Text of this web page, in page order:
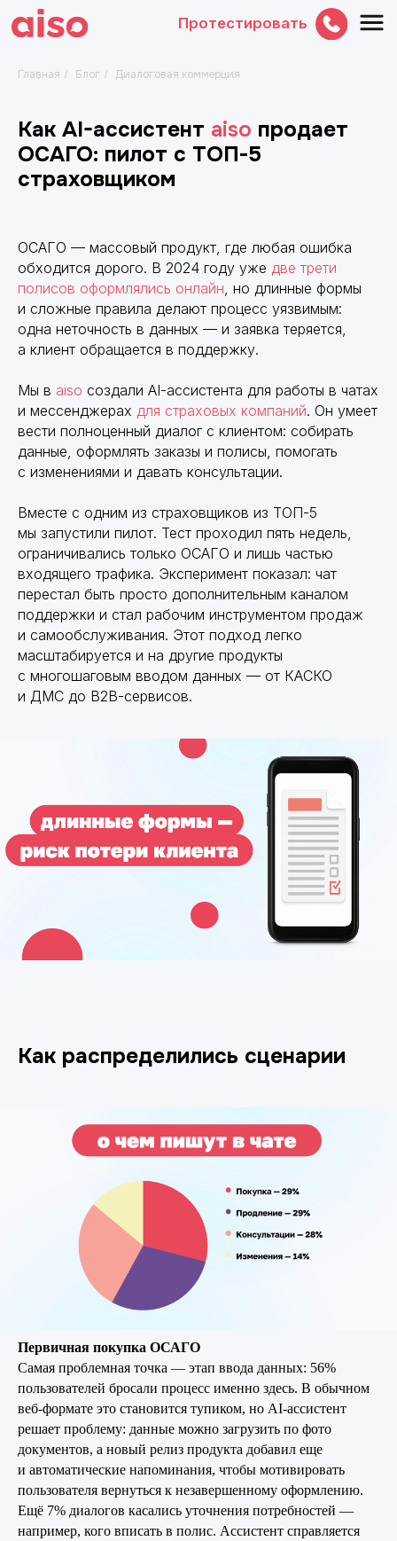
Протестировать
Главная / Блог / Диалоговая коммерция
Как AI-ассистент aiso продает
ОСАГО: пилот с ТОП-5
страховщиком
ОСАГО — массовый продукт, где любая ошибка
обходится дорого. В 2024 году уже две трети
полисов оформлялись онлайн, но длинные формы
и сложные правила делают процесс уязвимым:
одна неточность в данных — и заявка теряется,
а клиент обращается в поддержку.
Мы в aiso создали AI-ассистента для работы в чатах
и мессенджерах для страховых компаний. Он умеет
вести полноценный диалог с клиентом: собирать
данные, оформлять заказы и полисы, помогать
с изменениями и давать консультации.
Вместе с одним из страховщиков из ТОП-5
мы запустили пилот. Тест проходил пять недель,
ограничивались только ОСАГО и лишь частью
входящего трафика. Эксперимент показал: чат
перестал быть просто дополнительным каналом
поддержки и стал рабочим инструментом продаж
и самообслуживания. Этот подход легко
масштабируется и на другие продукты
с многошаговым вводом данных — от КАСКО
и ДМС до B2B-сервисов.
Как распределились сценарии
Первичная покупка ОСАГО
Самая проблемная точка — этап ввода данных: 56%
пользователей бросали процесс именно здесь. В обычном
веб-формате это становится тупиком, но AI-ассистент
решает проблему: данные можно загрузить по фото
документов, а новый релиз продукта добавил еще
и автоматические напоминания, чтобы мотивировать
пользователя вернуться к незавершенному оформлению.
Ещё 7% диалогов касались уточнения потребностей —
например, кого вписать в полис. Ассистент справляется